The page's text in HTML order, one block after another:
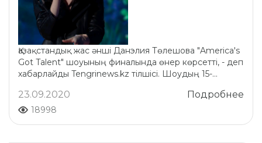
Қазақстандық жас әнші Данэлия Төлешова "America's
Got Talent" шоуының финалында өнер көрсетті, - деп
хабарлайды Tengrinews.kz тілшісі. Шоудың 15-...
Подробнее
23.09.2020
18998